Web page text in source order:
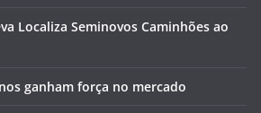
Localiza Seminovos Caminhões ao
ganham força no mercado